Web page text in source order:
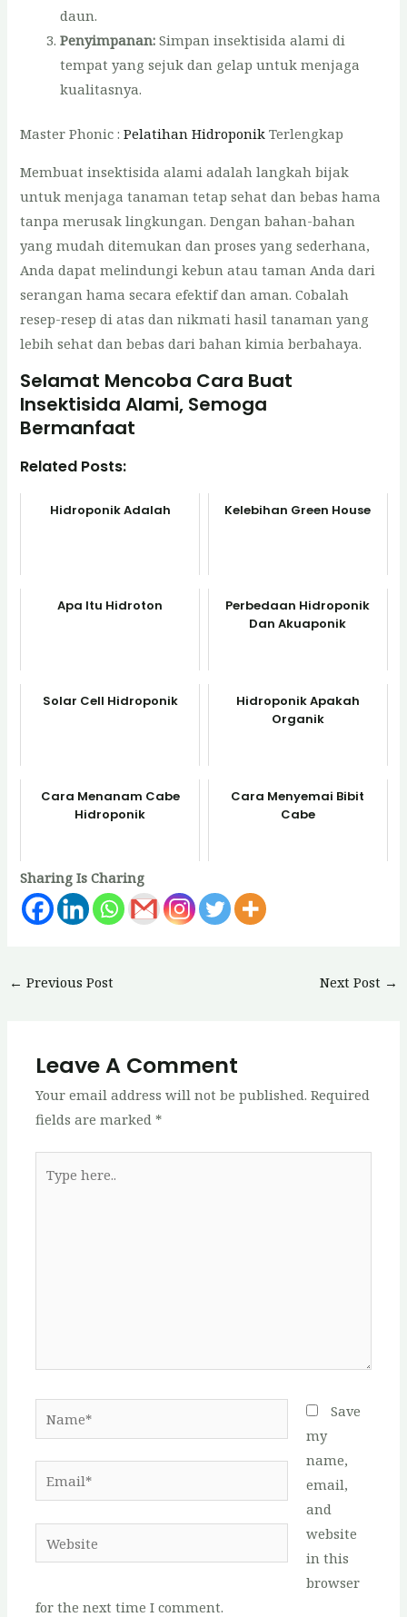
daun.
Penyimpanan: Simpan insektisida alami di
tempat yang sejuk dan gelap untuk menjaga
kualitasnya.
Master Phonic :Pelatihan Hidroponik Terlengkap
Membuat insektisida alami adalah langkah bijak
untuk menjaga tanaman tetap sehat dan bebas hama
tanpa merusak lingkungan. Dengan bahan-bahan
yang mudah ditemukan dan proses yang sederhana,
Anda dapat melindungi kebun atau taman Anda dari
serangan hama secara efektif dan aman. Cobalah
resep-resep di atas dan nikmati hasil tanaman yang
lebih sehat dan bebas dari bahan kimia berbahaya.
Selamat Mencoba Cara Buat
Insektisida Alami, Semoga
Bermanfaat
Related Posts:
Hidroponik Adalah Kelebihan Green House
Apa Itu Hidroton
Perbedaan Hidroponik
Dan Akuaponik
Solar Cell Hidroponik
Hidroponik Apakah
Organik
Cara Menanam Cabe
Hidroponik
Cara Menyemai Bibit
Cabe
Sharing Is Charing
Post
← Previous Post Next Post →
Leave A Comment
Your email address will not be published. Required
fields are marked *
here..
Email*
Save
my
name,
email,
and
website
in this
browser
for the next time I comment.